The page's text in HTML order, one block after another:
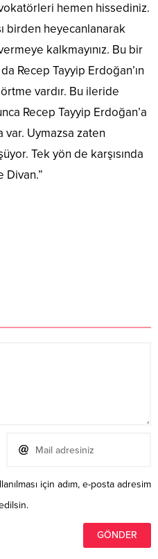
hemen hissediniz.
birden heyecanlanarak
kalkmayınız. Bu bir
Recep Tayyip Erdoğan’ın
vardır. Bu ileride
Recep Tayyip Erdoğan’a
var. Uymazsa zaten
Tek yön de karşısında
Divan.”
için adım, e-posta adresim